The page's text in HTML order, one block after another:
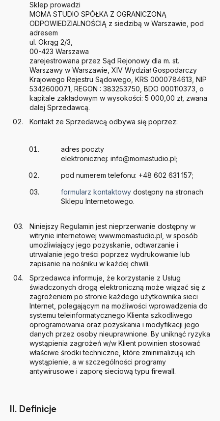
Sklep prowadzi
MOMA STUDIO SPÓŁKA Z OGRANICZONĄ
ODPOWIEDZIALNOŚCIĄ z siedzibą w Warszawie, pod
adresem
ul. Okrąg 2/3,
00-423 Warszawa
zarejestrowana przez Sąd Rejonowy dla m. st.
Warszawy w Warszawie, XIV Wydział Gospodarczy
Krajowego Rejestru Sądowego, KRS 0000784613, NIP
5342600071, REGON : 383253750, BDO 000110373, o
kapitale zakładowym w wysokości: 5 000,00 zł, zwana
dalej Sprzedawcą.
Kontakt ze Sprzedawcą odbywa się poprzez:
adres poczty
elektronicznej: info@momastudio.pl;
pod numerem telefonu: +48 602 631 157;
formularz kontaktowy dostępny na stronach
Sklepu Internetowego.
Niniejszy Regulamin jest nieprzerwanie dostępny w
witrynie internetowej www.momastudio.pl, w sposób
umożliwiający jego pozyskanie, odtwarzanie i
utrwalanie jego treści poprzez wydrukowanie lub
zapisanie na nośniku w każdej chwili.
Sprzedawca informuje, że korzystanie z Usług
świadczonych drogą elektroniczną może wiązać się z
zagrożeniem po stronie każdego użytkownika sieci
Internet, polegającym na możliwości wprowadzenia do
systemu teleinformatycznego Klienta szkodliwego
oprogramowania oraz pozyskania i modyfikacji jego
danych przez osoby nieuprawnione. By uniknąć ryzyka
wystąpienia zagrożeń w/w Klient powinien stosować
właściwe środki techniczne, które zminimalizują ich
wystąpienie, a w szczególności programy
antywirusowe i zaporę sieciową typu firewall.
II. Definicje